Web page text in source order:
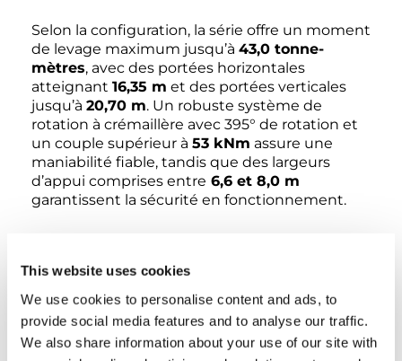
This website uses cookies
We use cookies to personalise content and ads, to
provide social media features and to analyse our traffic.
We also share information about your use of our site with
Selon la configuration, la série offre un moment
de levage maximum jusqu’à 43,0 tonne-
mètres, avec des portées horizontales
atteignant 16,35 m et des portées verticales
jusqu’à 20,70 m. Un robuste système de
rotation à crémaillère avec 395° de rotation et
un couple supérieur à 53 kNm assure une
maniabilité fiable, tandis que des largeurs
d’appui comprises entre 6,6 et 8,0 m
garantissent la sécurité en fonctionnement.
une grue polyvalente capable d’exceller dans
de nombreuses applications, de la logistique à
la construction, tout en garantissant efficacité
et fiabilité à long terme.